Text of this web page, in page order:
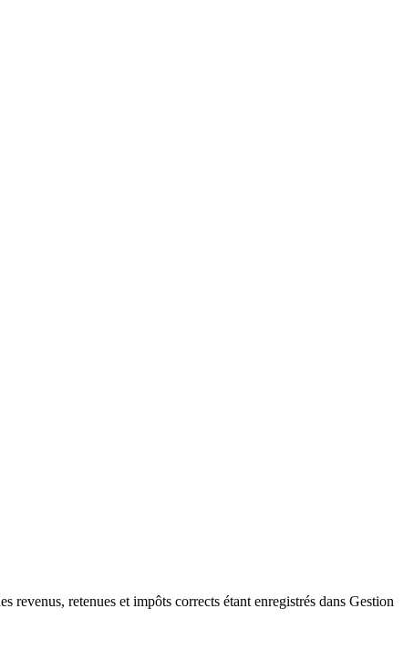
revenus, retenues et impôts corrects étant enregistrés dans Gestion